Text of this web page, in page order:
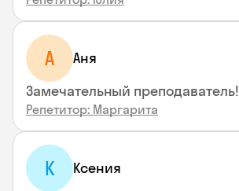
А Аня
Замечательный преподаватель!
Репетитор: Маргарита
К Ксения